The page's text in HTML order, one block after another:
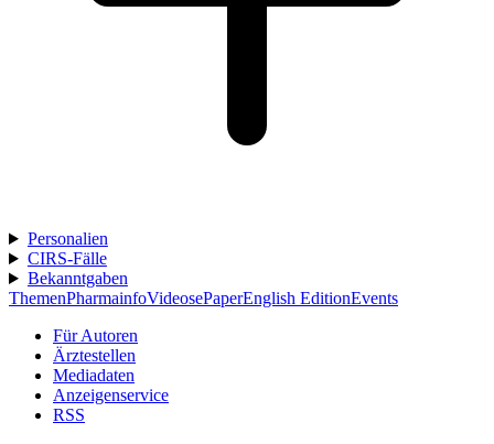
Personalien
CIRS-Fälle
Bekanntgaben
ThemenPharmainfoVideosePaperEnglish EditionEvents
Für Autoren
Ärztestellen
Mediadaten
Anzeigenservice
RSS